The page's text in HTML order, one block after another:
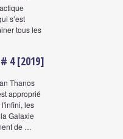
s’est
tous les
4 [2019]
Thanos
approprié
les
Galaxie
de …